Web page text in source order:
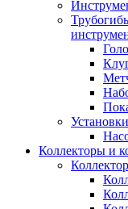
Коллекторы и